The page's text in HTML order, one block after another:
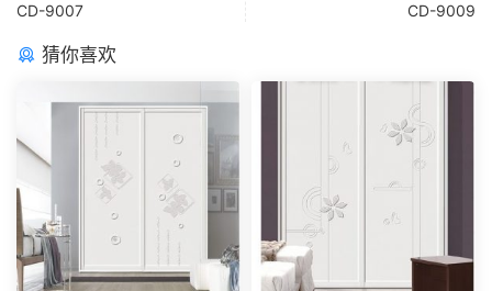
CD-9007 CD-9009
猜你喜欢